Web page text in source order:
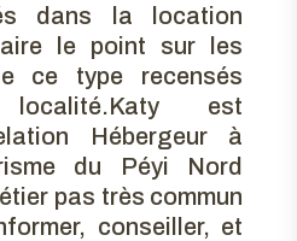
dans la location
le point sur les
ce type recensés
est
Hébergeur à
du Péyi Nord
pas très commun
conseiller, et